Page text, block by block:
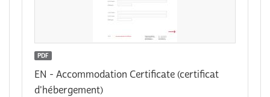
PDF
EN - Accommodation Certificate (certificat
d'hébergement)